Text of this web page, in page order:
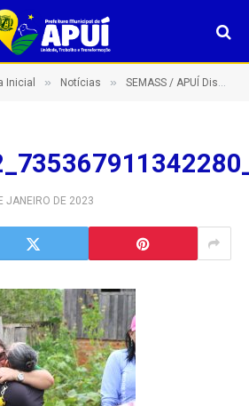
Inicial » Notícias » SEMASS / APUÍ Distribui cestas de natal para idosos e crianças
JANEIRO DE 2023